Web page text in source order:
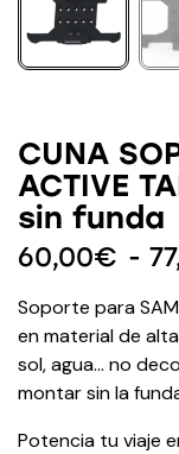
CUNA
ACTIVE
sin funda
60,00€ -
Soporte para
en material de
sol, agua… no
montar sin la
Potencia tu viaje